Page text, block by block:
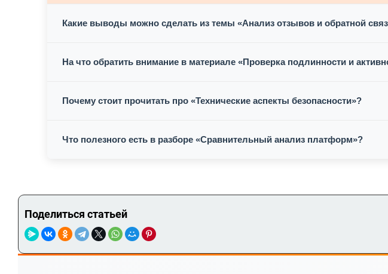
Какие выводы можно сделать из темы «Анализ отзывов и обратной
На что обратить внимание в материале «Проверка подлинности и
Почему стоит прочитать про «Технические аспекты безопасности»?
Что полезного есть в разборе «Сравнительный анализ платформ»?
Поделиться статьей